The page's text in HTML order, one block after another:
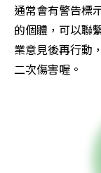
通常會有警告標
的個體，可以聯
業意見後再行動
二次傷害喔。